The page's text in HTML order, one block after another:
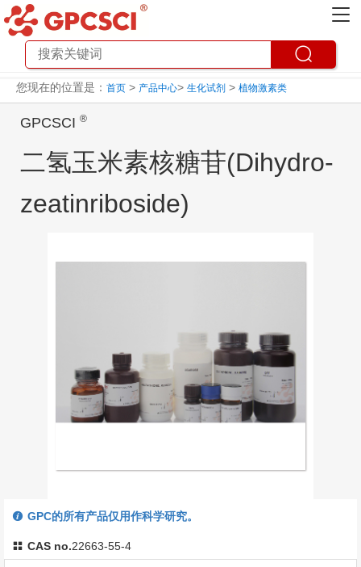
您现在的位置是： 首页 > 产品中心> 生化试剂 > 植物激素类
GPCSCI ®
二氢玉米素核糖苷(Dihydro-
zeatinriboside)
GPC的所有产品仅用作科学研究。
CAS no.22663-55-4